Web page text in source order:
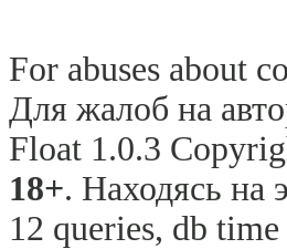
For abuses about
Для жалоб на
Float 1.0.3
18+. Находясь на
12 queries, db